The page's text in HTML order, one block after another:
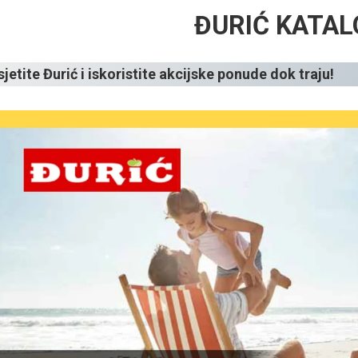
ĐURIĆ
Đurić i iskoristite akcijske ponude dok traju!